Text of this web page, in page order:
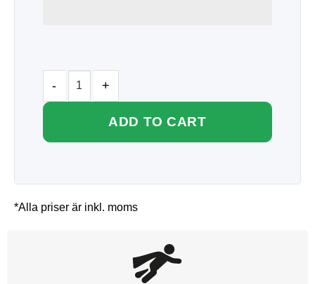
ADD TO CART
*Alla priser är inkl. moms